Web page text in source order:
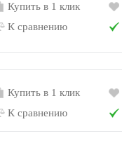
Купить в 1 клик
К сравнению
Купить в 1 клик
К сравнению